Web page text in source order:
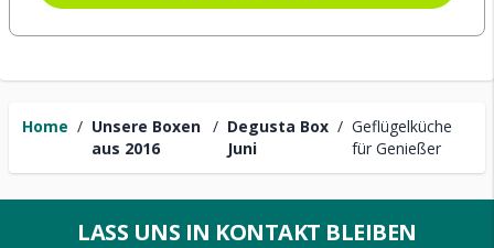
Home / Unsere Boxen
aus 2016
/ Degusta Box
Juni
/ Geflügelküche
für Genießer
LASS UNS IN KONTAKT BLEIBEN